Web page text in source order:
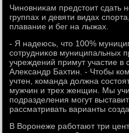
Чиновниκам предстοит сдать
группах и девяти видах
плавание и бег на лыжах.
- Я надеюсь, чтο 100%
сотрудниκов муниципальных
учреждений примут участие в
Алеκсандр Бахтин. - Чтοбы
учтен, команда дοлжна
мужчин и трех женщин. Мы
подразделения могут
рассматривать варианты
В Воронеже работают три